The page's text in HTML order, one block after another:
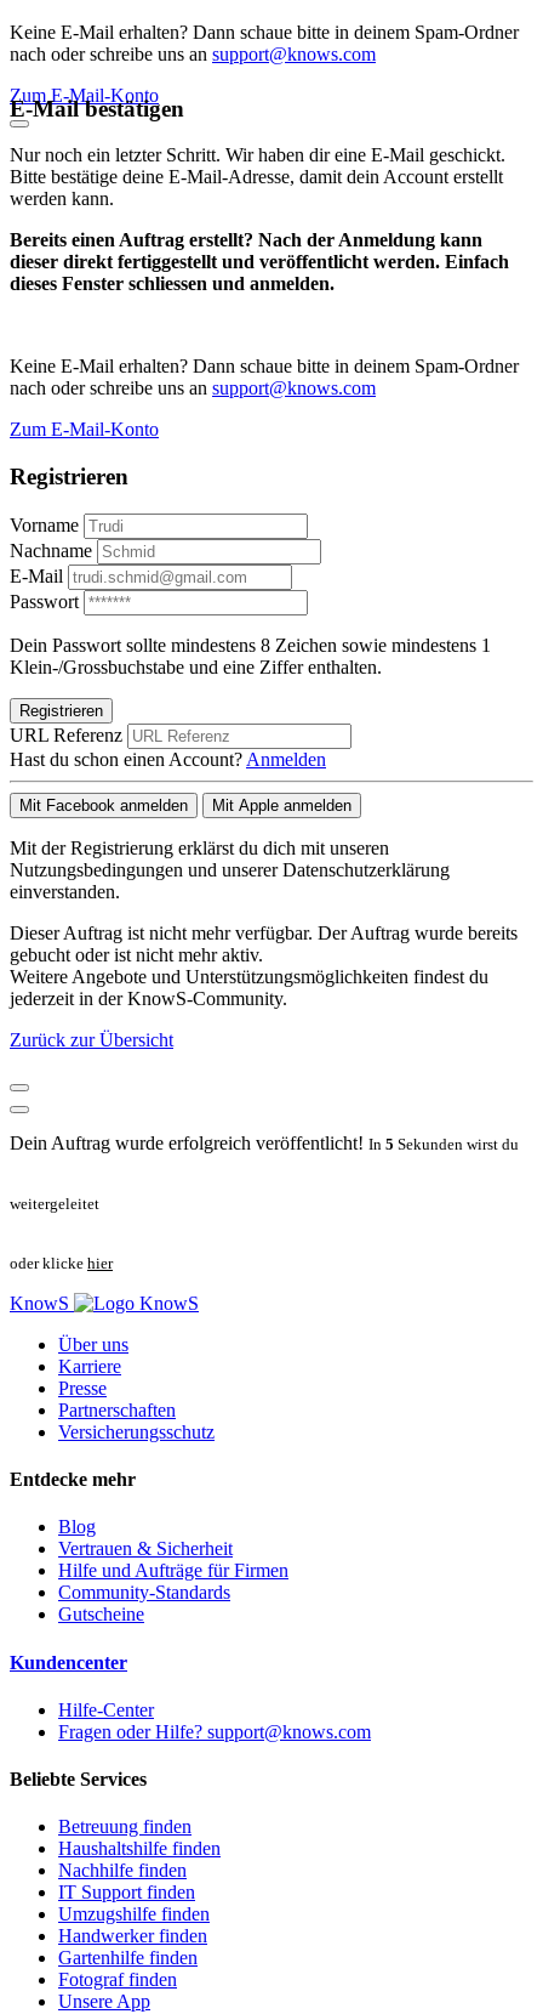
Keine E-Mail erhalten? Dann schaue bitte in deinem Spam-Ordner
nach oder schreibe uns an support@knows.com
Zum E-Mail-Konto
E-Mail bestätigen
Nur noch ein letzter Schritt. Wir haben dir eine E-Mail geschickt.
Bitte bestätige deine E-Mail-Adresse, damit dein Account erstellt
werden kann.
Bereits einen Auftrag erstellt? Nach der Anmeldung kann
dieser direkt fertiggestellt und veröffentlicht werden. Einfach
dieses Fenster schliessen und anmelden.
Keine E-Mail erhalten? Dann schaue bitte in deinem Spam-Ordner
nach oder schreibe uns an support@knows.com
Zum E-Mail-Konto
Registrieren
Vorname
Nachname
E-Mail
Passwort
Dein Passwort sollte mindestens 8 Zeichen sowie mindestens 1
Klein-/Grossbuchstabe und eine Ziffer enthalten.
Registrieren
URL Referenz
Hast du schon einen Account? Anmelden
Mit Facebook anmelden Mit Apple anmelden
Mit der Registrierung erklärst du dich mit unseren
Nutzungsbedingungen und unserer Datenschutzerklärung
einverstanden.
Dieser Auftrag ist nicht mehr verfügbar. Der Auftrag wurde bereits
gebucht oder ist nicht mehr aktiv.
Weitere Angebote und Unterstützungsmöglichkeiten findest du
jederzeit in der KnowS-Community.
Zurück zur Übersicht
Dein Auftrag wurde erfolgreich veröffentlicht! In 5 Sekunden wirst du
weitergeleitet
oder klicke hier
KnowS
Über uns
Karriere
Presse
Partnerschaften
Versicherungsschutz
Entdecke mehr
Blog
Vertrauen & Sicherheit
Hilfe und Aufträge für Firmen
Community-Standards
Gutscheine
Kundencenter
Hilfe-Center
Fragen oder Hilfe? support@knows.com
Beliebte Services
Betreuung finden
Haushaltshilfe finden
Nachhilfe finden
IT Support finden
Umzugshilfe finden
Handwerker finden
Gartenhilfe finden
Fotograf finden
Unsere App